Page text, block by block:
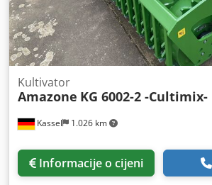
Kassel 1.026 km
Kultivator
Amazone KG 6002-2 -Cultimix-
Informacije o cijeni